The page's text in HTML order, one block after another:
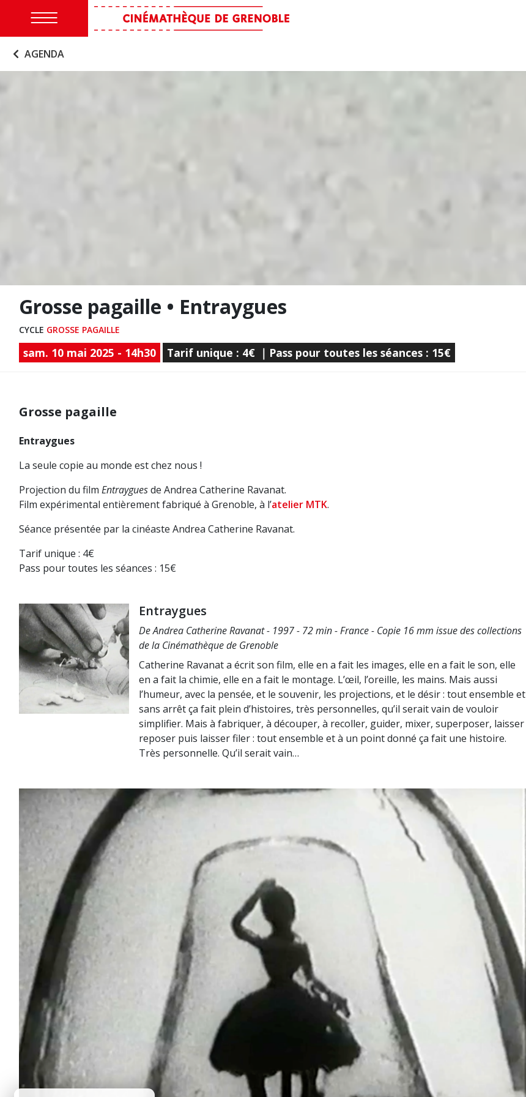
AGENDA
Grosse pagaille • Entraygues
CYCLE GROSSE PAGAILLE
sam. 10 mai 2025 - 14h30 Tarif unique : 4€ ｜Pass pour toutes les séances : 15€
Grosse pagaille
Entraygues
La seule copie au monde est chez nous !
Projection du film Entrayguesde Andrea Catherine Ravanat.
Film expérimental entièrement fabriqué à Grenoble, à l’atelier MTK.
Séance présentée par la cinéaste Andrea Catherine Ravanat.
Tarif unique : 4€
Pass pour toutes les séances : 15€
Entraygues
De Andrea Catherine Ravanat - 1997 - 72 min - France - Copie 16 mm issue des collections
de la Cinémathèque de Grenoble
Catherine Ravanat a écrit son film, elle en a fait les images, elle en a fait le son, elle
en a fait la chimie, elle en a fait le montage. L’œil, l’oreille, les mains. Mais aussi
l’humeur, avec la pensée, et le souvenir, les projections, et le désir : tout ensemble et
sans arrêt ça fait plein d’histoires, très personnelles, qu’il serait vain de vouloir
simplifier. Mais à fabriquer, à découper, à recoller, guider, mixer, superposer, laisser
reposer puis laisser filer : tout ensemble et à un point donné ça fait une histoire.
Très personnelle. Qu’il serait vain…